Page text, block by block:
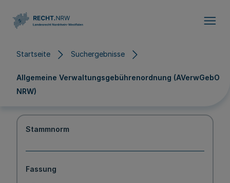
Startseite Suchergebnisse
Allgemeine Verwaltungsgebührenordnung (AVerwGebO
NRW)
Stammnorm
Fassung